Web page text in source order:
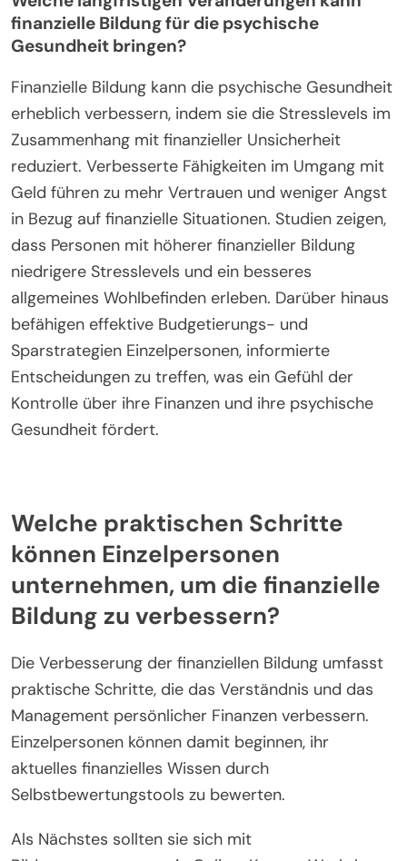
finanzielle Bildung für die psychische
Gesundheit bringen?
Finanzielle Bildung kann die psychische Gesundheit
erheblich verbessern, indem sie die Stresslevels im
Zusammenhang mit finanzieller Unsicherheit
reduziert. Verbesserte Fähigkeiten im Umgang mit
Geld führen zu mehr Vertrauen und weniger Angst
in Bezug auf finanzielle Situationen. Studien zeigen,
dass Personen mit höherer finanzieller Bildung
niedrigere Stresslevels und ein besseres
allgemeines Wohlbefinden erleben. Darüber hinaus
befähigen effektive Budgetierungs- und
Sparstrategien Einzelpersonen, informierte
Entscheidungen zu treffen, was ein Gefühl der
Kontrolle über ihre Finanzen und ihre psychische
Gesundheit fördert.
Welche praktischen Schritte
können Einzelpersonen
unternehmen, um die finanzielle
Bildung zu verbessern?
Die Verbesserung der finanziellen Bildung umfasst